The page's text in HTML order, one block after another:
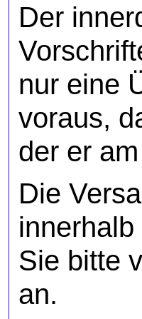
Der
nur eine
voraus,
der er
Die
Sie bitte
an.